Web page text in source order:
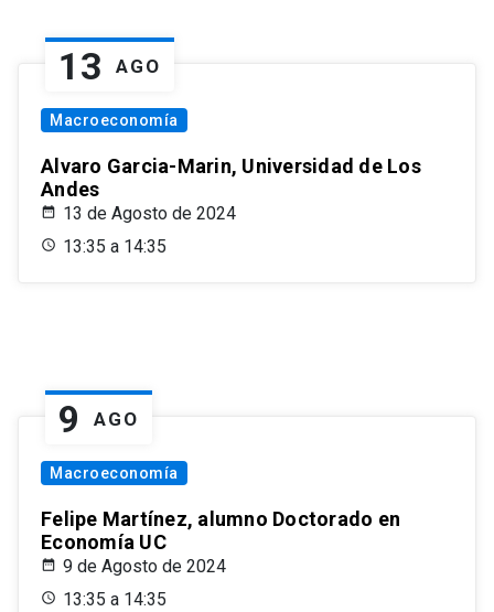
13 AGO
Macroeconomía
Alvaro Garcia-Marin, Universidad de Los
Andes
13 de Agosto de 2024
13:35 a 14:35
9 AGO
Macroeconomía
Felipe Martínez, alumno Doctorado en
Economía UC
9 de Agosto de 2024
13:35 a 14:35